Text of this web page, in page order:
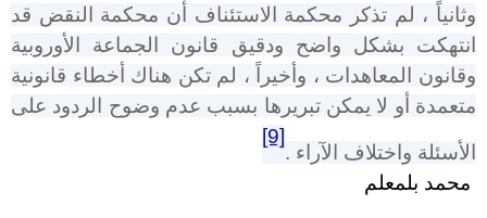
وثانياً ، لم تذكر محكمة الاستئناف أن محكمة النقض قد
انتهكت بشكل واضح ودقيق قانون الجماعة الأوروبية
وقانون المعاهدات ، وأخيراً ، لم تكن هناك أخطاء قانونية
متعمدة أو لا يمكن تبريرها بسبب عدم وضوح الردود على
الأسئلة واختلاف الآراء .
[9]